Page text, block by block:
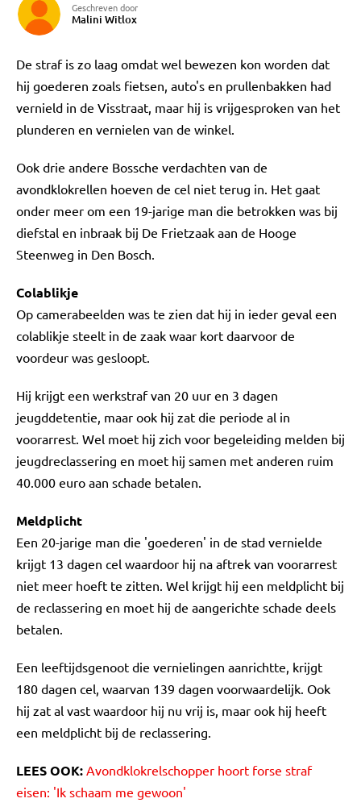
Geschreven door
Malini Witlox
De straf is zo laag omdat wel bewezen kon worden dat
hij goederen zoals fietsen, auto's en prullenbakken had
vernield in de Visstraat, maar hij is vrijgesproken van het
plunderen en vernielen van de winkel.
Ook drie andere Bossche verdachten van de
avondklokrellen hoeven de cel niet terug in. Het gaat
onder meer om een 19-jarige man die betrokken was bij
diefstal en inbraak bij De Frietzaak aan de Hooge
Steenweg in Den Bosch.
Colablikje
Op camerabeelden was te zien dat hij in ieder geval een
colablikje steelt in de zaak waar kort daarvoor de
voordeur was gesloopt.
Hij krijgt een werkstraf van 20 uur en 3 dagen
jeugddetentie, maar ook hij zat die periode al in
voorarrest. Wel moet hij zich voor begeleiding melden bij
jeugdreclassering en moet hij samen met anderen ruim
40.000 euro aan schade betalen.
Meldplicht
Een 20-jarige man die 'goederen' in de stad vernielde
krijgt 13 dagen cel waardoor hij na aftrek van voorarrest
niet meer hoeft te zitten. Wel krijgt hij een meldplicht bij
de reclassering en moet hij de aangerichte schade deels
betalen.
Een leeftijdsgenoot die vernielingen aanrichtte, krijgt
180 dagen cel, waarvan 139 dagen voorwaardelijk. Ook
hij zat al vast waardoor hij nu vrij is, maar ook hij heeft
een meldplicht bij de reclassering.
LEES OOK: Avondklokrelschopper hoort forse straf
eisen: 'Ik schaam me gewoon'